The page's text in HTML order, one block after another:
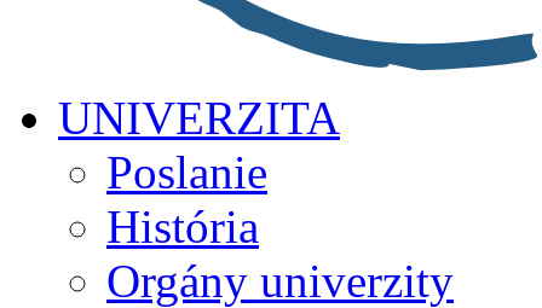
UNIVERZITA
Poslanie
História
Orgány univerzity